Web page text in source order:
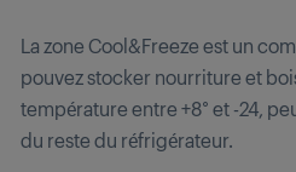
La zone Cool&Freeze est un
pouvez stocker nourriture et
température entre +8° et -24,
du reste du réfrigérateur.